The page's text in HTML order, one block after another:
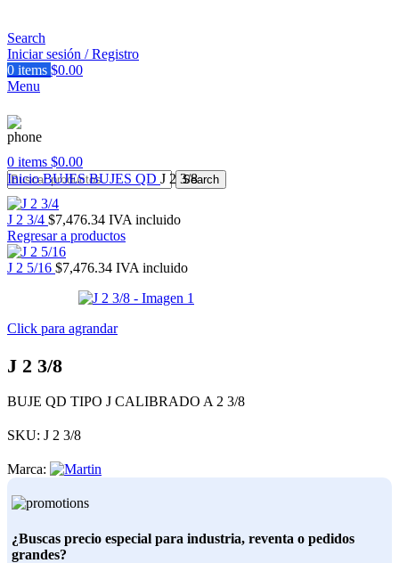
Search
Iniciar sesión / Registro
0 items $0.00
Menu
0 items $0.00
Search
InicioBUJESBUJES QD J 2 3/8
J 2 3/4 $7,476.34 IVA incluido
Regresar a productos
J 2 5/16 $7,476.34 IVA incluido
Click para agrandar
J 2 3/8
BUJE QD TIPO J CALIBRADO A 2 3/8
SKU: J 2 3/8
Marca:
¿Buscas precio especial para industria, reventa o pedidos
grandes?